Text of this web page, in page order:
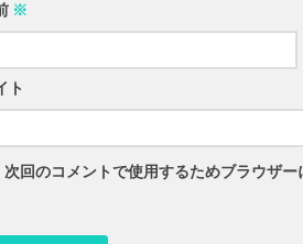
※
ト
次回のコメントで使用するためブラウザ